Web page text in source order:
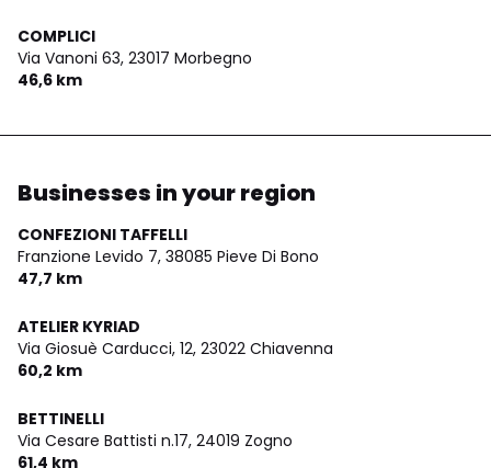
COMPLICI
Via Vanoni 63, 23017 Morbegno
46,6 km
Businesses in your region
CONFEZIONI TAFFELLI
Franzione Levido 7, 38085 Pieve Di Bono
47,7 km
ATELIER KYRIAD
Via Giosuè Carducci, 12, 23022 Chiavenna
60,2 km
BETTINELLI
Via Cesare Battisti n.17, 24019 Zogno
61,4 km